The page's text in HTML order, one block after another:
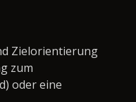
Zielorientierung
zum
oder eine